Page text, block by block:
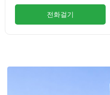
전화걸기